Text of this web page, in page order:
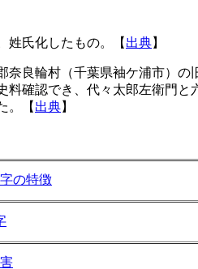
姓氏化したもの。【 出典】
良輪村（千葉県袖ケ浦市）の
料確認でき、代々太郎左衛門と
。【 出典】
の特徴